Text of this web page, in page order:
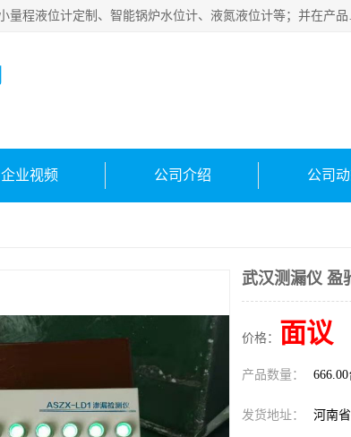
河南福瑞德仪表有限公司是生
企业视频 公司介绍 公司
武汉测漏仪 盈
价格： 面议
产品数量： 666.00
发货地址： 河南